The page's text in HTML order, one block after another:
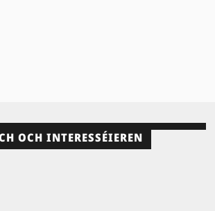
OCH INTERESSÉIEREN